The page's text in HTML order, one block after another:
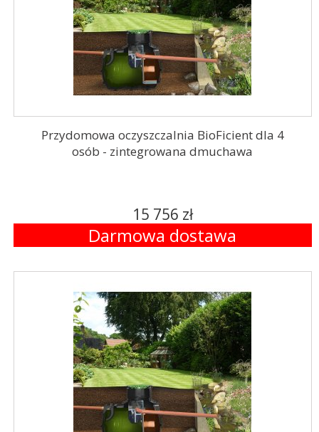
Przydomowa oczyszczalnia BioFicient dla 4
osób - zintegrowana dmuchawa
15 756 zł
Darmowa dostawa